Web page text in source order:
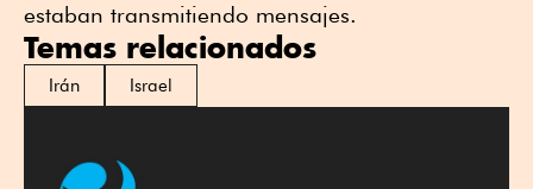
estaban transmitiendo mensajes.
Temas relacionados
Irán Israel